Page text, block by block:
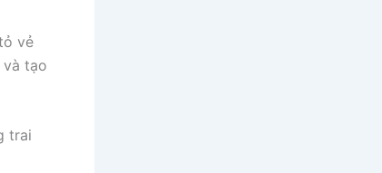
vẻ
tạo
trai